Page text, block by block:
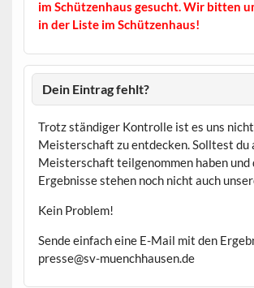
im Schützenhaus gesucht. Wir bitten
in der Liste im Schützenhaus!
Dein Eintrag fehlt?
Trotz ständiger Kontrolle ist es uns
Meisterschaft zu entdecken. Solltest du
Meisterschaft teilgenommen haben und
Ergebnisse stehen noch nicht auch
Kein Problem!
Sende einfach eine E-Mail mit den
presse@sv-muenchhausen.de